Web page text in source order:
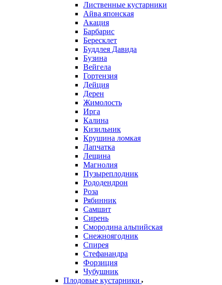
Лиственные кустарники
Айва японская
Акация
Барбарис
Бересклет
Буддлея Давида
Бузина
Вейгела
Гортензия
Дейция
Дерен
Жимолость
Ирга
Калина
Кизильник
Крушина ломкая
Лапчатка
Лещина
Магнолия
Пузыреплодник
Рододендрон
Роза
Рябинник
Самшит
Сирень
Смородина альпийская
Снежноягодник
Спирея
Стефанандра
Форзиция
Чубушник
Плодовые кустарники